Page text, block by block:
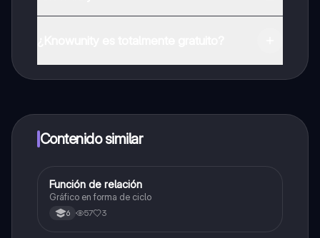
a determinadas funciones.
Contenido similar
Biologia
Función de relación
Gráfico en forma de ciclo
6 57 3